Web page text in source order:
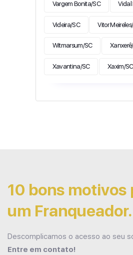
Vargem Bonita/SC Vidal
Videira/SC Vitor
Witmarsum/SC
Xavantina/SC Xaxim/SC
10 bons motivos
um Franqueador.
Descomplicamos o acesso ao seu
Entre em contato!